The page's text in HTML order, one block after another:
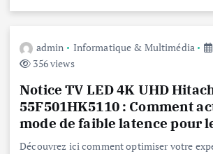
admin Informatique & Multimédia
356 views
Notice TV LED 4K UHD
55F501HK5110 : Comment
mode de faible latence pour
Découvrez ici comment optimiser votre